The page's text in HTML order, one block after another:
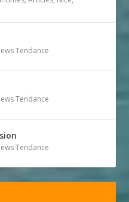
Tendance
Tendance
Tendance